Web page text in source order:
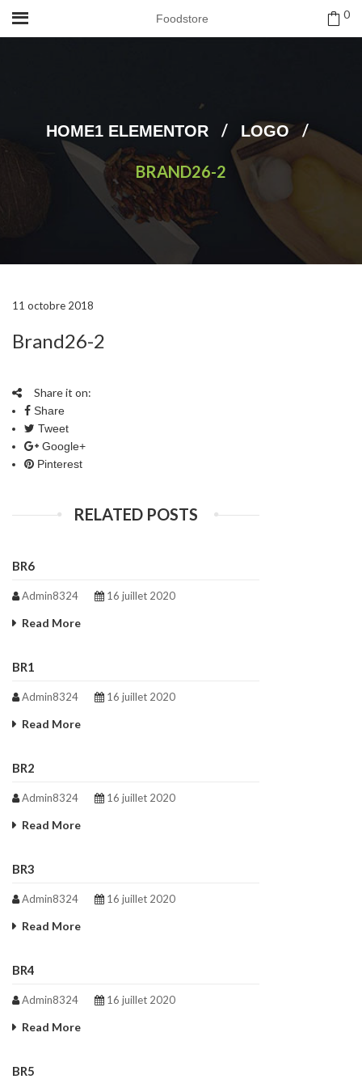
Foodstore 0
HOME1 ELEMENTOR / LOGO /
BRAND26-2
11 octobre 2018
Brand26-2
Share it on:
Share
Tweet
Google+
Pinterest
RELATED POSTS
BR6
Admin8324 16 juillet 2020
Read More
BR1
Admin8324 16 juillet 2020
Read More
BR2
Admin8324 16 juillet 2020
Read More
BR3
Admin8324 16 juillet 2020
Read More
BR4
Admin8324 16 juillet 2020
Read More
BR5